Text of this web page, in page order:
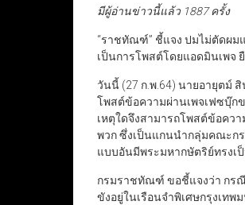
มีผู้อ่านข่าวนี้แล้ว 1887 ครั้ง
“ราชทัณฑ์” ชี้แจง ปมไม่ตัดผม
เป็นการโพสต์โดยแอดมินเพจ
วันนี้ (27 ก.พ.64) นายอายุตม์
โพสต์ข้อความผ่านเพจเฟซบุ๊ก
เหตุใดจึงสามารถโพสต์ข้อคว
พวก ซึ่งเป็นแกนนำกลุ่มคณะก
แบบอันมีพระมหากษัตริย์ทรงเ
กรมราชทัณฑ์ ขอชี้แจงว่า กร
ขังอยู่ในเรือนจำพิเศษกรุงเท